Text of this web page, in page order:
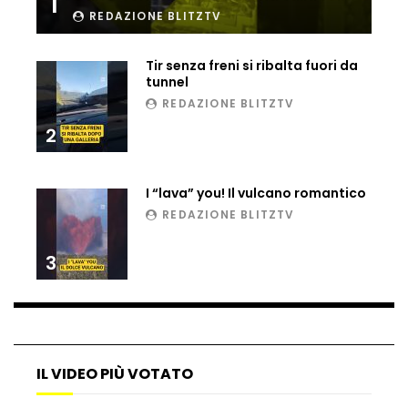
Ucraina, ecco come gli F16 intercettano
i droni russi
Tir bloccato sul passaggio a livello:
treno lo distrugge
Parco divertimenti, attrazione cede
all’improvviso
tragedia a Petén
REDAZIONE BLITZTV
2
Tir senza freni si ribalta fuori da
tunnel
REDAZIONE BLITZTV
3
I “lava” you! Il vulcano romantico
REDAZIONE BLITZTV
IL VIDEO PIÙ VOTATO